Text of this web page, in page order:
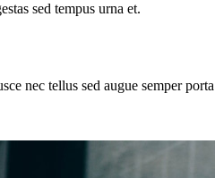
sed tempus urna et.
nec tellus sed augue semper porta